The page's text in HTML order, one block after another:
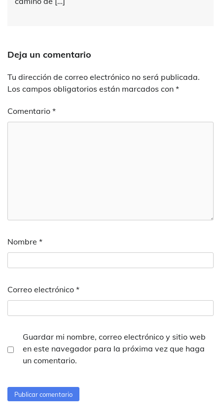
Deja un comentario
Tu dirección de correo electrónico no será publicada.
Los campos obligatorios están marcados con *
Comentario *
Nombre *
Correo electrónico *
Guardar mi nombre, correo electrónico y sitio web
en este navegador para la próxima vez que haga
un comentario.